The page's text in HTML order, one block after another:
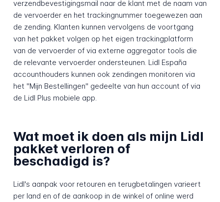
verzendbevestigingsmail naar de klant met de naam van
de vervoerder en het trackingnummer toegewezen aan
de zending. Klanten kunnen vervolgens de voortgang
van het pakket volgen op het eigen trackingplatform
van de vervoerder of via externe aggregator tools die
de relevante vervoerder ondersteunen. Lidl España
accounthouders kunnen ook zendingen monitoren via
het "Mijn Bestellingen" gedeelte van hun account of via
de Lidl Plus mobiele app.
Wat moet ik doen als mijn Lidl
pakket verloren of
beschadigd is?
Lidl's aanpak voor retouren en terugbetalingen varieert
per land en of de aankoop in de winkel of online werd